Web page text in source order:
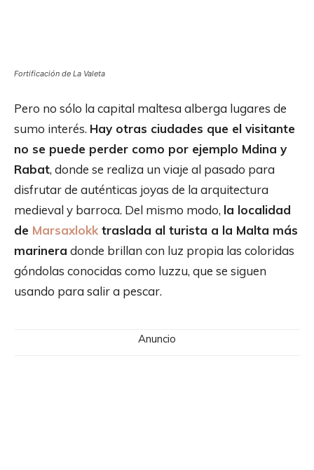
Fortificación de La Valeta
Pero no sólo la capital maltesa alberga lugares de
sumo interés. Hay otras ciudades que el visitante
no se puede perder como por ejemplo Mdina y
Rabat, donde se realiza un viaje al pasado para
disfrutar de auténticas joyas de la arquitectura
medieval y barroca. Del mismo modo, la localidad
de Marsaxlokk traslada al turista a la Malta más
marinera donde brillan con luz propia las coloridas
góndolas conocidas como luzzu, que se siguen
usando para salir a pescar.
Anuncio